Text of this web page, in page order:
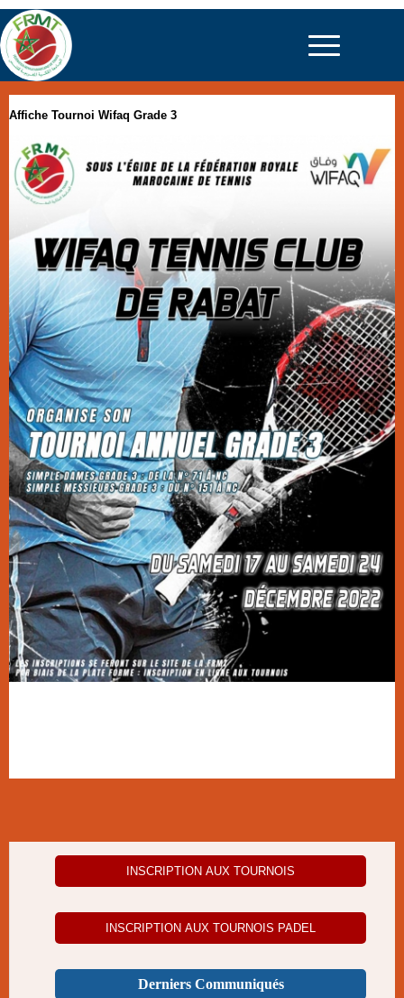
Affiche Tournoi Wifaq Grade 3
INSCRIPTION AUX TOURNOIS
INSCRIPTION AUX TOURNOIS PADEL
Derniers Communiqués